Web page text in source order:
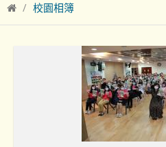
校園相簿